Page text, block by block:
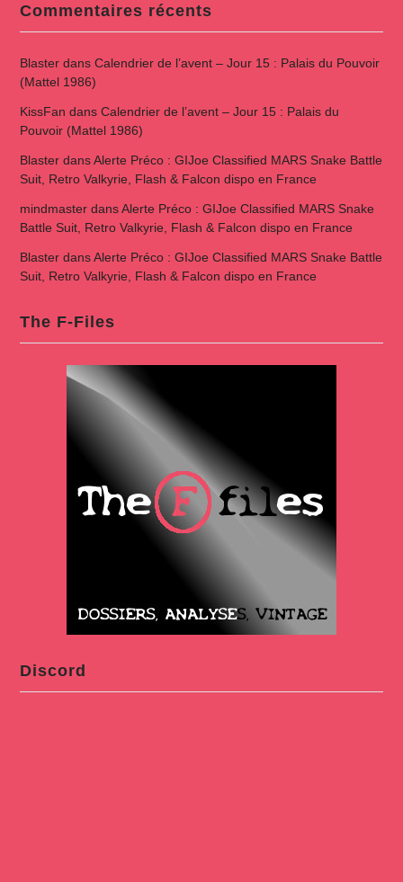
Commentaires récents
Blasterdans Calendrier de l’avent – Jour 15 : Palais du Pouvoir
(Mattel 1986)
KissFan dans Calendrier de l’avent – Jour 15 : Palais du
Pouvoir (Mattel 1986)
BlasterdansAlerte Préco : GIJoe Classified MARS Snake Battle
Suit, Retro Valkyrie, Flash & Falcon dispo en France
mindmasterdansAlerte Préco : GIJoe Classified MARS Snake
Battle Suit, Retro Valkyrie, Flash & Falcon dispo en France
BlasterdansAlerte Préco : GIJoe Classified MARS Snake Battle
Suit, Retro Valkyrie, Flash & Falcon dispo en France
The F-Files
Discord